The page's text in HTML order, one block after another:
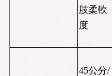
肢柔軟
度
45公分/